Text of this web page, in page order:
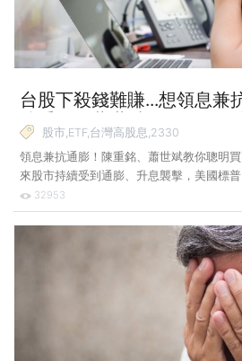
股市占據多數席位。 中國股市中
台股下殺錢難賺...想領息兼
陳重銘、蕭世斌教你聰明買
股市,ETF,台灣高股息,2330
領息兼抗通膨！陳重銘、蕭世斌教你聰明
來股市持續受到通膨、升息襲擊，美國標
成，費城半導體指數跌幅達 3 成，台股也
已修正 3,000 點，至 6 月 15 日跌幅逾
正當股市跌跌不休時，台股已邁入除權息
引投資人目光，只要比台股現金股利殖利
投資人追逐的熱門標的，而其中就包含8
認為可以投資這 8 檔台股高股息 ETF 來「
32953